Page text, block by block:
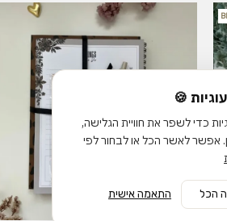
היה:
₪ 135.
המחיר
הנוכחי
הוא:
₪ 127.
🍪
כדי לשפר את חוויית הגלישה,
אפשר לאשר הכל או לבחור לפי
הכל התאמה אישית